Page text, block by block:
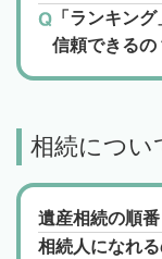
「ランキン
信頼できるの
相続につい
遺産相続の順番
相続人になれ